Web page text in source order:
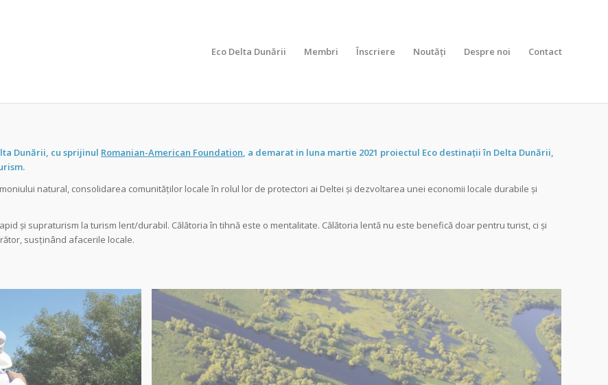
Eco Delta Dunării Membri Înscriere Noutăți Despre noi Contact
Dunării, cu sprijinul Romanian-American Foundation, a demarat in luna martie 2021 proiectul Eco destinații în Delta Dunării,
natural, consolidarea comunităților locale în rolul lor de protectori ai Deltei și dezvoltarea unei economii locale durabile și
și supraturism la turism lent/durabil. Călătoria în tihnă este o mentalitate. Călătoria lentă nu este benefică doar pentru turist, ci și
susținând afacerile locale.